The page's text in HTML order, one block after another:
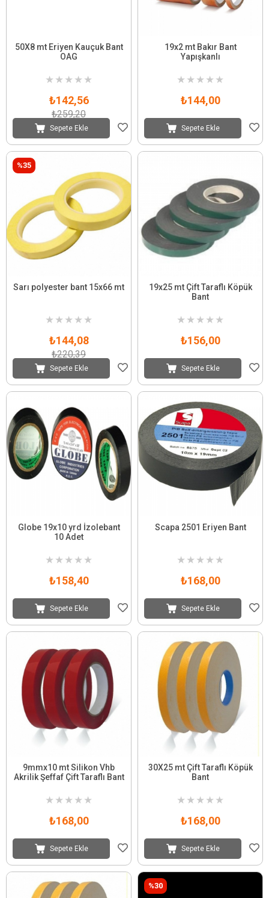
50X8 mt Eriyen Kauçuk Bant
OAG
★ ★ ★ ★ ★
₺142,56
₺259,20
Sepete Ekle
19x2 mt Bakır Bant
Yapışkanlı
★ ★ ★ ★ ★
₺144,00
Sepete Ekle
Sarı polyester bant 15x66 mt
★ ★ ★ ★ ★
₺144,08
₺220,39
Sepete Ekle
%35
19x25 mt Çift Taraflı Köpük
Bant
★ ★ ★ ★ ★
₺156,00
Sepete Ekle
Globe 19x10 yrd İzolebant
10 Adet
★ ★ ★ ★ ★
₺158,40
Sepete Ekle
Scapa 2501 Eriyen Bant
★ ★ ★ ★ ★
₺168,00
Sepete Ekle
9mmx10 mt Silikon Vhb
Akrilik Şeffaf Çift Taraflı Bant
★ ★ ★ ★ ★
₺168,00
Sepete Ekle
30X25 mt Çift Taraflı Köpük
Bant
★ ★ ★ ★ ★
₺168,00
Sepete Ekle
%30